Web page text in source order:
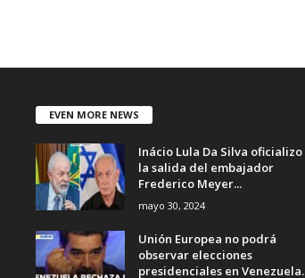
EVEN MORE NEWS
Inácio Lula Da Silva oficializo
la salida del embajador
Frederico Meyer...
mayo 30, 2024
Unión Europea no podrá
observar elecciones
presidenciales en Venezuela.